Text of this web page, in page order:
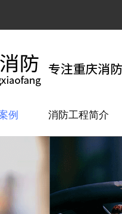
例 消防工程简介